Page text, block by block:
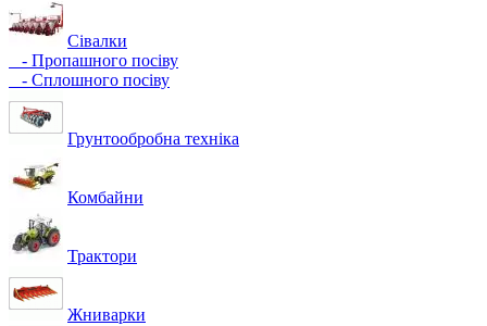
Сівалки
- Пропашного посіву
- Сплошного посіву
Грунтообробна техніка
Комбайни
Трактори
Жниварки